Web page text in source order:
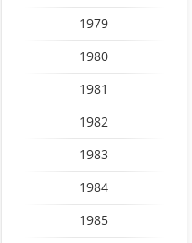
1979
1980
1981
1982
1983
1984
1985